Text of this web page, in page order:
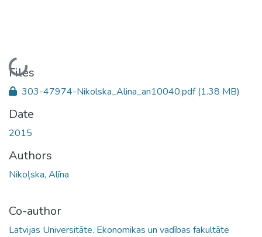
Loading...
Files
303-47974-Nikolska_Alina_an10040.pdf(1.38 MB)
Date
2015
Authors
Nikoļska, Alīna
Co-author
Latvijas Universitāte. Ekonomikas un vadības fakultāte